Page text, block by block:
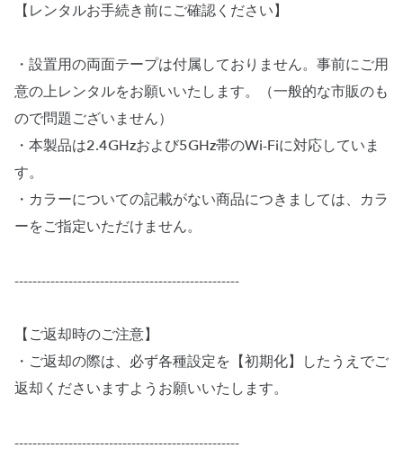
【レンタルお手続き前にご確認ください】
・設置用の両面テープは付属しておりません。事前にご用
意の上レンタルをお願いいたします。（一般的な市販のも
ので問題ございません）
・本製品は2.4GHzおよび5GHz帯のWi-Fiに対応していま
す。
・カラーについての記載がない商品につきましては、カラ
ーをご指定いただけません。
--------------------------------------------------
【ご返却時のご注意】
・ご返却の際は、必ず各種設定を【初期化】したうえでご
返却くださいますようお願いいたします。
--------------------------------------------------